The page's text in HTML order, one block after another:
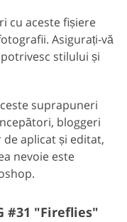
cu aceste fișiere
Asigurați-vă
stilului și
suprapuneri
bloggeri
aplicat și editat,
nevoie este
#31 "Fireflies"